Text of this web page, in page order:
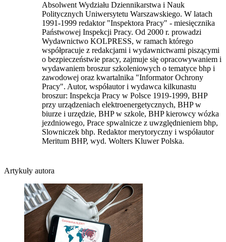
Absolwent Wydziału Dziennikarstwa i Nauk
Politycznych Uniwersytetu Warszawskiego. W latach
1991-1999 redaktor "Inspektora Pracy" - miesięcznika
Państwowej Inspekcji Pracy. Od 2000 r. prowadzi
Wydawnictwo KOLPRESS, w ramach którego
współpracuje z redakcjami i wydawnictwami piszącymi
o bezpieczeństwie pracy, zajmuje się opracowywaniem i
wydawaniem broszur szkoleniowych o tematyce bhp i
zawodowej oraz kwartalnika "Informator Ochrony
Pracy". Autor, współautor i wydawca kilkunastu
broszur: Inspekcja Pracy w Polsce 1919-1999, BHP
przy urządzeniach elektroenergetycznych, BHP w
biurze i urzędzie, BHP w szkole, BHP kierowcy wózka
jezdniowego, Prace spwalnicze z uwzględnieniem bhp,
Slowniczek bhp. Redaktor merytoryczny i współautor
Meritum BHP, wyd. Wolters Kluwer Polska.
Artykuły autora